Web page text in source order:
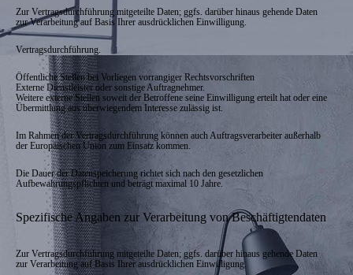
Zur Vertragsdurchführung mitgeteilte Daten; ggfs. darüber hinaus gehende Daten
zur Verarbeitung auf Basis Ihrer ausdrücklichen Einwilligung.
Vertragsdurchführung.
Öffentliche Stellen bei Vorliegen vorrangiger Rechtsvorschriften
Externe Dienstleister oder sonstige Auftragnehmer.
Weitere externe Stellen soweit der Betroffene seine Einwilligung erteilt hat oder eine
Übermittlung aus überwiegendem Interesse zulässig ist.
Im Rahmen der Vertragsdurchführung können auch Auftragsverarbeiter außerhalb
der Europäischen Union zum Einsatz kommen.
Die Dauer der Datenspeicherung richtet sich nach den gesetzlichen
Aufbewahrungspflichten und beträgt maximal 10 Jahre.
Spezifische Angaben zur Verarbeitung von Beschäftigtendaten
Zur Vertragsdurchführung mitgeteilte Daten; ggfs. darüber hinaus gehende Daten
zur Verarbeitung auf Basis Ihrer ausdrücklichen Einwilligung.